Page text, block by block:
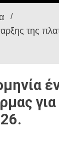
της
για